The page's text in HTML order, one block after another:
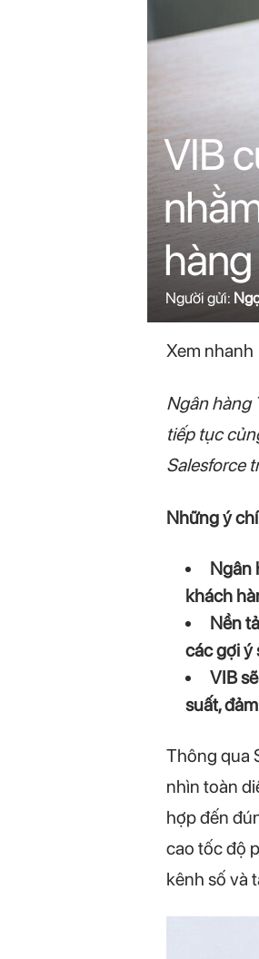
VIB
hàng
Người gửi:
Xem nhanh
Ngân hàng
tiếp tục
Salesforce
Những ý
Ngân
khách
Nền
các gợi ý
VIB
suất,
Thông qua
nhìn toàn
hợp đến
cao tốc độ
kênh số và